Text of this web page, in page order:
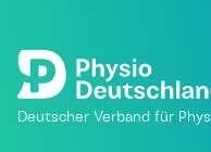
Deutscher Verband für